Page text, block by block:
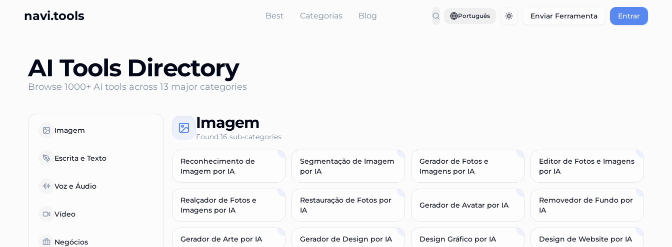
navi.tools Best Categorias Blog Português Toggle theme
Enviar Ferramenta Entrar
AI Tools Directory
Browse 1000+ AI tools across 13 major categories
Imagem
Escrita e Texto
Voz e Áudio
Vídeo
Negócios
Imagem
Found 16 sub-categories
Reconhecimento de
Imagem por IA
Segmentação de Imagem
por IA
Gerador de Fotos e
Imagens por IA
Editor de Fotos e Imagens
por IA
Realçador de Fotos e
Imagens por IA
Restauração de Fotos por
IA
Gerador de Avatar por IA
Removedor de Fundo por
IA
Gerador de Arte por IA Gerador de Design por IA Design Gráfico por IA Design de Website por IA